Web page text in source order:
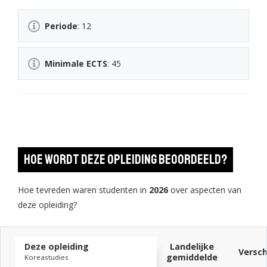
Periode: 12
Minimale ECTS: 45
Hoe wordt deze opleiding beoordeeld?
Hoe tevreden waren studenten in 2026 over aspecten van
deze opleiding?
Deze opleiding
Koreastudies
Landelijke
gemiddelde